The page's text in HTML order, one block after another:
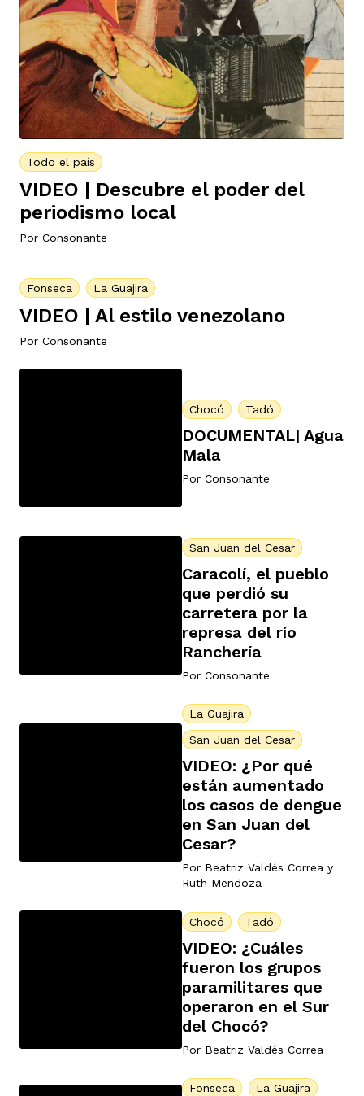
Todo el país
VIDEO | Descubre el poder del
periodismo local
Por Consonante
Fonseca La Guajira
VIDEO | Al estilo venezolano
Por Consonante
Chocó Tadó
DOCUMENTAL| Agua
Mala
Por Consonante
San Juan del Cesar
Caracolí, el pueblo
que perdió su
carretera por la
represa del río
Ranchería
Por Consonante
La Guajira
San Juan del Cesar
VIDEO: ¿Por qué
están aumentado
los casos de dengue
en San Juan del
Cesar?
Por Beatriz Valdés Correa y
Ruth Mendoza
Chocó Tadó
VIDEO: ¿Cuáles
fueron los grupos
paramilitares que
operaron en el Sur
del Chocó?
Por Beatriz Valdés Correa
Fonseca La Guajira